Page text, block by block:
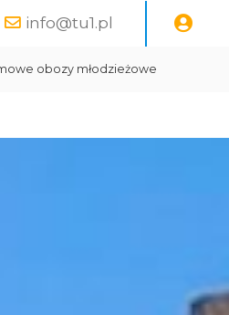
info@tu1.pl
obozy młodzieżowe